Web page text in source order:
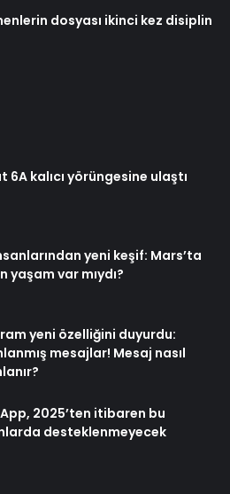
dosyası ikinci kez disiplin
6A kalıcı yörüngesine ulaştı
yeni keşif: Mars’ta
yaşam var mıydı?
yeni özelliğini duyurdu:
mesajlar! Mesaj nasıl
2025’ten itibaren bu
desteklenmeyecek